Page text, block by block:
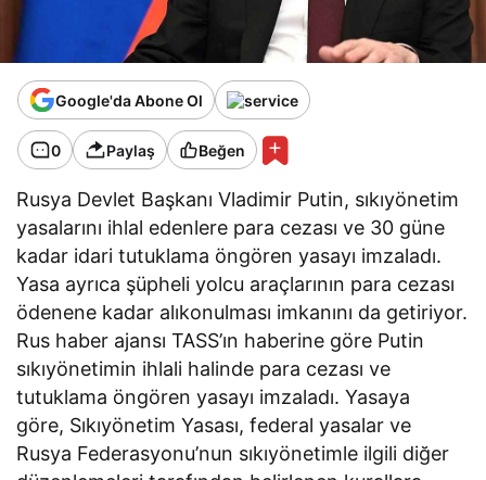
Google'da Abone Ol
0 Paylaş Beğen
Rusya Devlet Başkanı Vladimir Putin, sıkıyönetim
yasalarını ihlal edenlere para cezası ve 30 güne
kadar idari tutuklama öngören yasayı imzaladı.
Yasa ayrıca şüpheli yolcu araçlarının para cezası
ödenene kadar alıkonulması imkanını da getiriyor.
Rus haber ajansı TASS’ın haberine göre Putin
sıkıyönetimin ihlali halinde para cezası ve
tutuklama öngören yasayı imzaladı. Yasaya
göre, Sıkıyönetim Yasası, federal yasalar ve
Rusya Federasyonu’nun sıkıyönetimle ilgili diğer